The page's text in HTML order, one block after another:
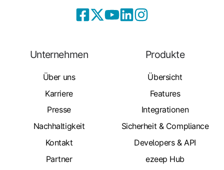
Unternehmen
Über uns
Karriere
Presse
Nachhaltigkeit
Kontakt
Partner
Produkte
Übersicht
Features
Integrationen
Sicherheit & Compliance
Developers & API
ezeep Hub